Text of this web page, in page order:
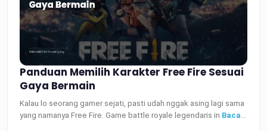
Panduan Memilih Karakter Free Fire Sesuai
Gaya Bermain
Kalau lo seorang gamer sejati, pasti udah nggak asing lagi sama
yang namanya Free Fire. Game battle royale legendaris in Baca